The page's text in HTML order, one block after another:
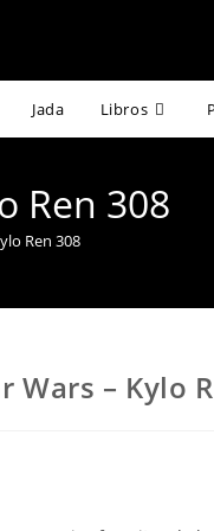
Jada Libros
Ren 308
Ren 308
Wars – Kylo